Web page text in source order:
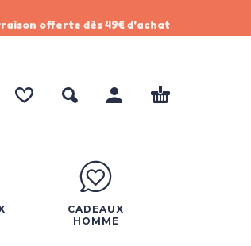
offerte dès 49€ d'achat
CADEAUX
HOMME